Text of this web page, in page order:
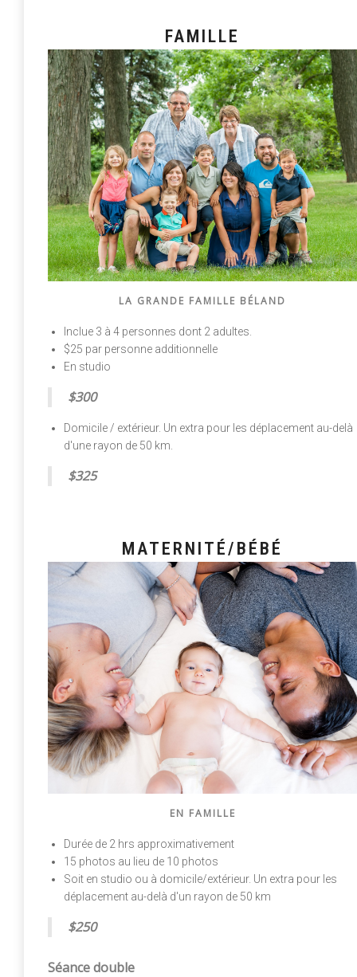
FAMILLE
LA GRANDE FAMILLE BÉLAND
Inclue 3 à 4 personnes dont 2 adultes.
$25 par personne additionnelle
En studio
$300
Domicile / extérieur. Un extra pour les déplacement au-delà
d'une rayon de 50 km.
$325
MATERNITÉ/BÉBÉ
EN FAMILLE
Durée de 2 hrs approximativement
15 photos au lieu de 10 photos
Soit en studio ou à domicile/extérieur. Un extra pour les
déplacement au-delà d'un rayon de 50 km
$250
Séance double